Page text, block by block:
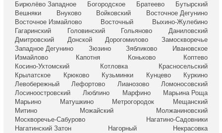
Бирюлёво Западное
Богородское Братеево
Бутырский
Вешняки
Внуково Войковский
Восточное Дегунино
Восточное Измайлово
Восточный
Выхино-Жулебино
Гагаринский
Головинский Гольяново
Даниловский
Дмитровский
Донской Дорогомилово
Замоскворечье
Западное Дегунино
Зюзино Зябликово
Ивановское
Измайлово
Капотня Коньково
Коптево
Косино-Ухтомский
Котловка
Красносельский
Крылатское
Крюково Кузьминки Кунцево
Куркино
Левобережный
Лефортово Лианозово
Ломоносовский
Лосиноостровский
Люблино Марфино
Марьина Роща
Марьино
Матушкино Метрогородок
Мещанский
Митино
Можайский
Молжаниновский
Москворечье-Сабурово
Нагатино-Садовники
Нагатинский Затон
Нагорный
Некрасовка